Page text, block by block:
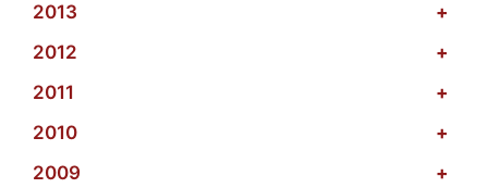
2013
+
2012
+
2011
+
2010
+
2009
+